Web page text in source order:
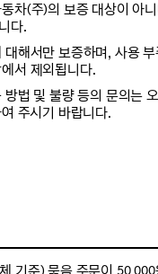
차(주)의 보증 대상이 아
다.
대해서만 보증하며, 사용
서 제외됩니다.
방법 및 불량 등의 문의는
주시기 바랍니다.